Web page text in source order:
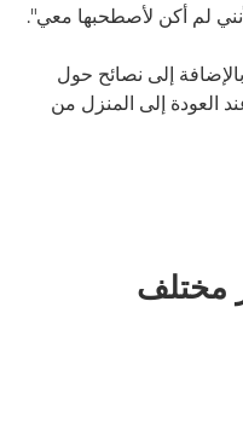
لم أكن لأصطحبها معي".
إلى نصائح حول
العودة إلى المنزل من
مختلف